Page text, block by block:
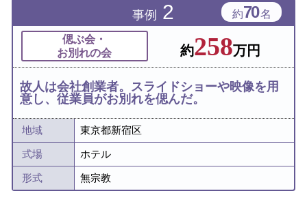
事例 2 約70名
偲ぶ会・
お別れの会
約258万円
故人は会社創業者。スライドショーや映像を用
意し、従業員がお別れを偲んだ。
地域 東京都新宿区
式場 ホテル
形式 無宗教